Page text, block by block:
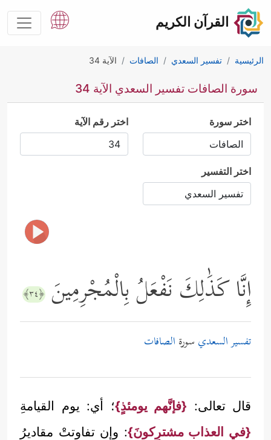
القرآن الكريم
الرئيسية تفسير السعدي الصافات الآية 34
سورة الصافات تفسير السعدي الآية 34
اختر سورة اختر رقم الآية
اختر التفسير
إِنَّا كَذَٰلِكَ نَفْعَلُ بِالْمُجْرِمِينَ ﴿٣٤﴾
تفسير السعدي سورة الصافات
قال تعالى: {فإنَّهم يومئذٍ}؛ أي: يوم القيامةِ
{في العذاب مشترِكونَ}: وإن تفاوتتْ مقاديرُ